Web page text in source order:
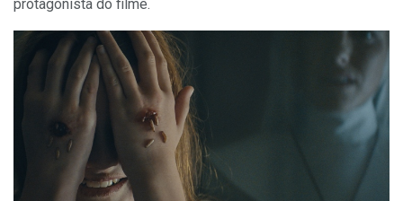
protagonista do filme.